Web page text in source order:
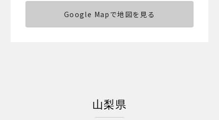
Google Mapで地図を見る
山梨県